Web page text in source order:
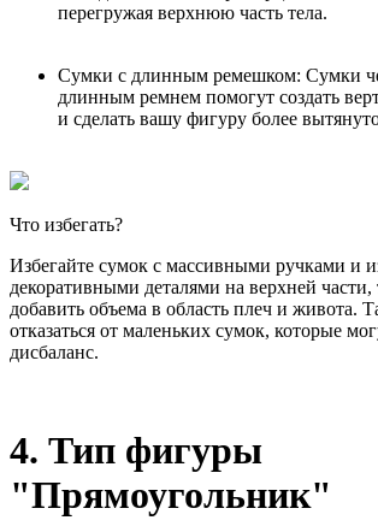
перегружая верхнюю часть тела.
Сумки с длинным ремешком: Сумки
длинным ремнем помогут создать
и сделать вашу фигуру более
Что избегать?
Избегайте сумок с массивными ручками и
декоративными деталями на верхней части,
добавить объема в область плеч и живота.
отказаться от маленьких сумок, которые
дисбаланс.
4. Тип фигуры
"Прямоугольник"